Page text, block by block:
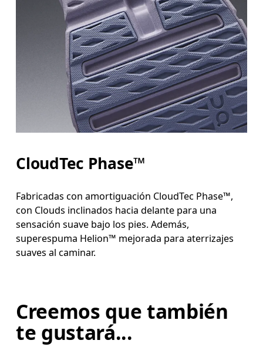
CloudTec Phase™
Fabricadas con amortiguación CloudTec Phase™,
con Clouds inclinados hacia delante para una
sensación suave bajo los pies. Además,
superespuma Helion™ mejorada para aterrizajes
suaves al caminar.
Creemos que también
te gustará...